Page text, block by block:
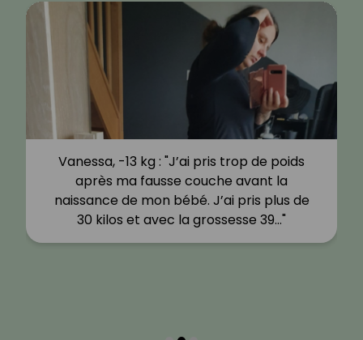
Vanessa, -13 kg : "J’ai pris trop de poids
après ma fausse couche avant la
naissance de mon bébé. J’ai pris plus de
30 kilos et avec la grossesse 39…"